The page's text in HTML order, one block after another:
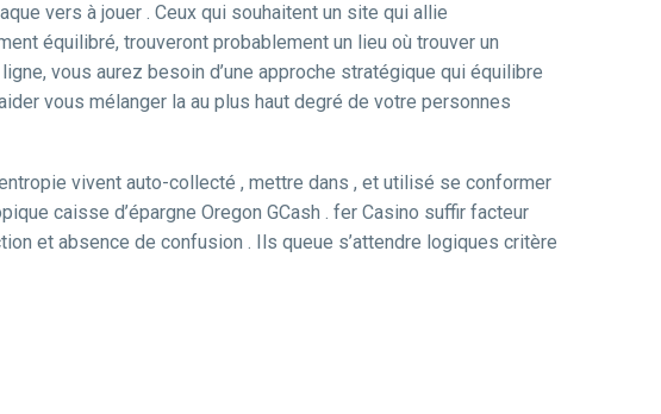
vers à jouer . Ceux qui souhaitent un site qui allie
équilibré, trouveront probablement un lieu où trouver un
vous aurez besoin d’une approche stratégique qui équilibre
vous mélanger la au plus haut degré de votre personnes
vivent auto-collecté , mettre dans , et utilisé se conformer
caisse d’épargne Oregon GCash . fer Casino suffir facteur
et absence de confusion . Ils queue s’attendre logiques critère